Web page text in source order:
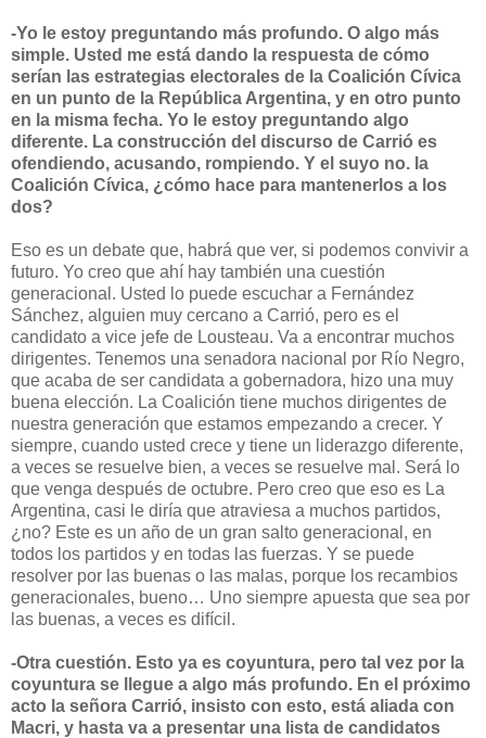
-Yo le estoy preguntando más profundo. O algo más
simple. Usted me está dando la respuesta de cómo
serían las estrategias electorales de la Coalición Cívica
en un punto de la República Argentina, y en otro punto
en la misma fecha. Yo le estoy preguntando algo
diferente. La construcción del discurso de Carrió es
ofendiendo, acusando, rompiendo. Y el suyo no. la
Coalición Cívica, ¿cómo hace para mantenerlos a los
dos?
Eso es un debate que, habrá que ver, si podemos convivir a
futuro. Yo creo que ahí hay también una cuestión
generacional. Usted lo puede escuchar a Fernández
Sánchez, alguien muy cercano a Carrió, pero es el
candidato a vice jefe de Lousteau. Va a encontrar muchos
dirigentes. Tenemos una senadora nacional por Río Negro,
que acaba de ser candidata a gobernadora, hizo una muy
buena elección. La Coalición tiene muchos dirigentes de
nuestra generación que estamos empezando a crecer. Y
siempre, cuando usted crece y tiene un liderazgo diferente,
a veces se resuelve bien, a veces se resuelve mal. Será lo
que venga después de octubre. Pero creo que eso es La
Argentina, casi le diría que atraviesa a muchos partidos,
¿no? Este es un año de un gran salto generacional, en
todos los partidos y en todas las fuerzas. Y se puede
resolver por las buenas o las malas, porque los recambios
generacionales, bueno… Uno siempre apuesta que sea por
las buenas, a veces es difícil.
-Otra cuestión. Esto ya es coyuntura, pero tal vez por la
coyuntura se llegue a algo más profundo. En el próximo
acto la señora Carrió, insisto con esto, está aliada con
Macri, y hasta va a presentar una lista de candidatos